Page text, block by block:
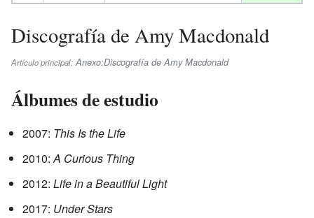
Discografía de Amy Macdonald
Artículo principal: Anexo:Discografía de Amy Macdonald
Álbumes de estudio
2007: This Is the Life
2010:A Curious Thing
2012: Life in a Beautiful Light
2017: Under Stars